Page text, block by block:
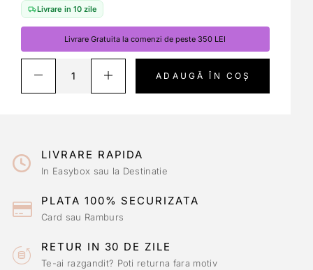
Livrare in 10 zile
Livrare Gratuita la comenzi de peste 350 LEI
ADAUGĂ ÎN COȘ
LIVRARE RAPIDA
In Easybox sau la Destinatie
PLATA 100% SECURIZATA
Card sau Ramburs
RETUR IN 30 DE ZILE
Te-ai razgandit? Poti returna fara motiv